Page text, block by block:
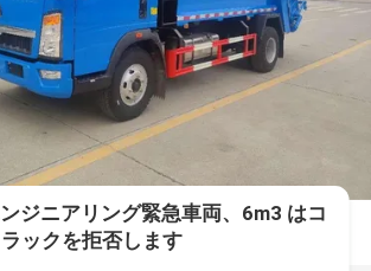
ジニアリング緊急車両、6m3 はコ
ックを拒否します